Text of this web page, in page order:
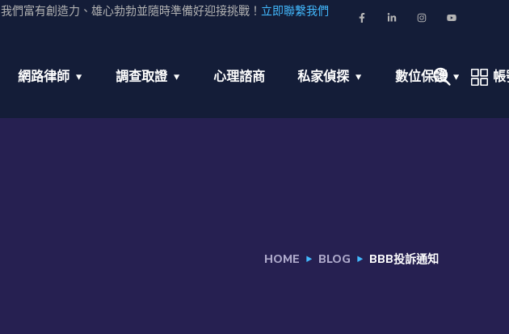
我們富有創造力、雄心勃勃並隨時準備好迎接挑戰！ 立即聯繫我們
網路律師 調查取證 心理諮商 私家偵探 數位保護
HOME BLOG BBB投訴通知